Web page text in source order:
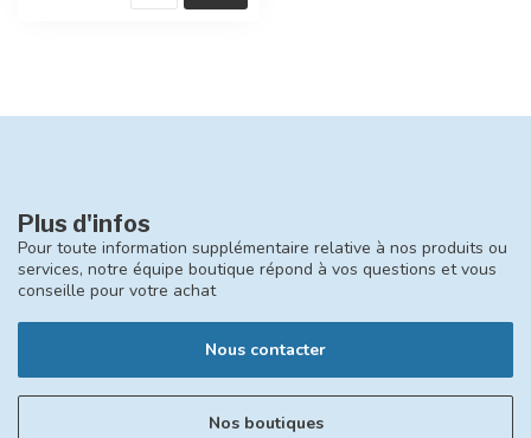
Plus d'infos
Pour toute information supplémentaire relative à nos produits ou
services, notre équipe boutique répond à vos questions et vous
conseille pour votre achat
Nous contacter
Nos boutiques